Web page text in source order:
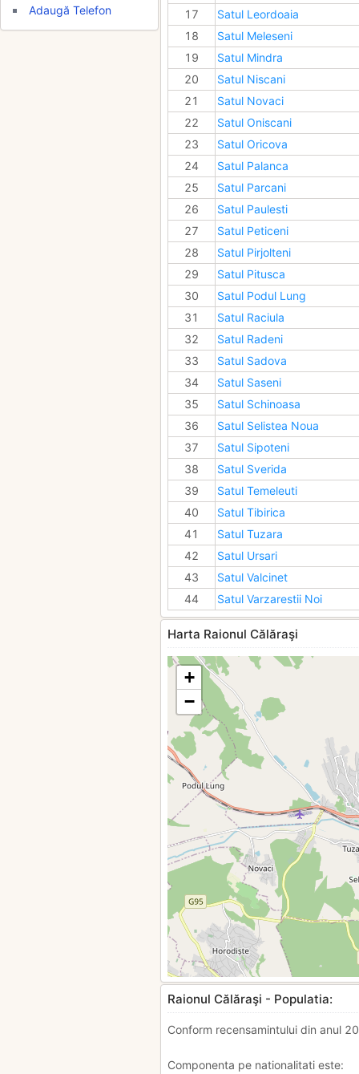
Adaugă Telefon
17
Satul Leordoaia
18
Satul Meleseni
19
Satul Mindra
20
Satul Niscani
21
Satul Novaci
22
Satul Oniscani
23
Satul Oricova
24
Satul Palanca
25
Satul Parcani
26
Satul Paulesti
27
Satul Peticeni
28
Satul Pirjolteni
29
Satul Pitusca
30
Satul Podul Lung
31
Satul Raciula
32
Satul Radeni
33
Satul Sadova
34
Satul Saseni
35
Satul Schinoasa
36
Satul Selistea Noua
37
Satul Sipoteni
38
Satul Sverida
39
Satul Temeleuti
40
Satul Tibirica
41
Satul Tuzara
42
Satul Ursari
43
Satul Valcinet
44
Satul Varzarestii Noi
Harta Raionul Călăraşi
+
−
Raionul Călăraşi - Populatia:
Conform recensamintului din anul
Componenta pe nationalitati este: